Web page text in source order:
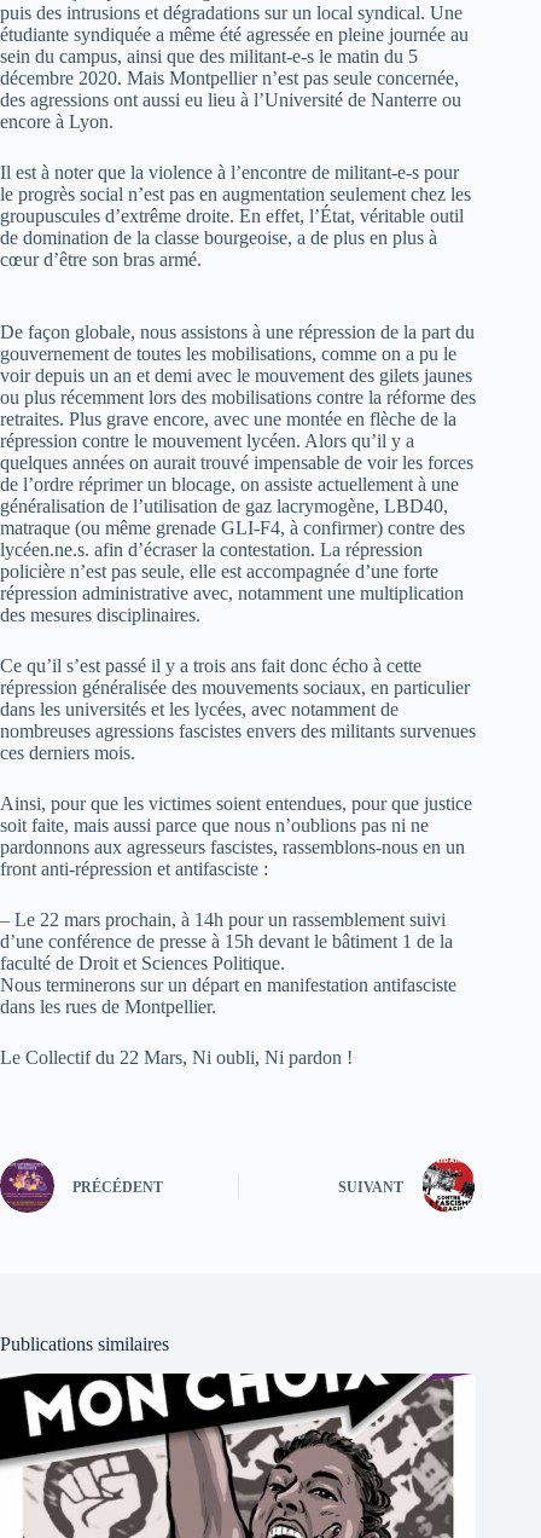
puis des intrusions et dégradations sur un local syndical. Une
étudiante syndiquée a même été agressée en pleine journée au
sein du campus, ainsi que des militant-e-s le matin du 5
décembre 2020. Mais Montpellier n’est pas seule concernée,
des agressions ont aussi eu lieu à l’Université de Nanterre ou
encore à Lyon.
Il est à noter que la violence à l’encontre de militant-e-s pour
le progrès social n’est pas en augmentation seulement chez les
groupuscules d’extrême droite. En effet, l’État, véritable outil
de domination de la classe bourgeoise, a de plus en plus à
cœur d’être son bras armé.
De façon globale, nous assistons à une répression de la part du
gouvernement de toutes les mobilisations, comme on a pu le
voir depuis un an et demi avec le mouvement des gilets jaunes
ou plus récemment lors des mobilisations contre la réforme des
retraites. Plus grave encore, avec une montée en flèche de la
répression contre le mouvement lycéen. Alors qu’il y a
quelques années on aurait trouvé impensable de voir les forces
de l’ordre réprimer un blocage, on assiste actuellement à une
généralisation de l’utilisation de gaz lacrymogène, LBD40,
matraque (ou même grenade GLI-F4, à confirmer) contre des
lycéen.ne.s. afin d’écraser la contestation. La répression
policière n’est pas seule, elle est accompagnée d’une forte
répression administrative avec, notamment une multiplication
des mesures disciplinaires.
Ce qu’il s’est passé il y a trois ans fait donc écho à cette
répression généralisée des mouvements sociaux, en particulier
dans les universités et les lycées, avec notamment de
nombreuses agressions fascistes envers des militants survenues
ces derniers mois.
Ainsi, pour que les victimes soient entendues, pour que justice
soit faite, mais aussi parce que nous n’oublions pas ni ne
pardonnons aux agresseurs fascistes, rassemblons-nous en un
front anti-répression et antifasciste :
– Le 22 mars prochain, à 14h pour un rassemblement suivi
d’une conférence de presse à 15h devant le bâtiment 1 de la
faculté de Droit et Sciences Politique.
Nous terminerons sur un départ en manifestation antifasciste
dans les rues de Montpellier.
Le Collectif du 22 Mars, Ni oubli, Ni pardon !
PRÉCÉDENT SUIVANT
Publications similaires